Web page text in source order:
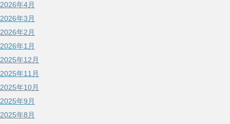
2026年4月
2026年3月
2026年2月
2026年1月
2025年12月
2025年11月
2025年10月
2025年9月
2025年8月